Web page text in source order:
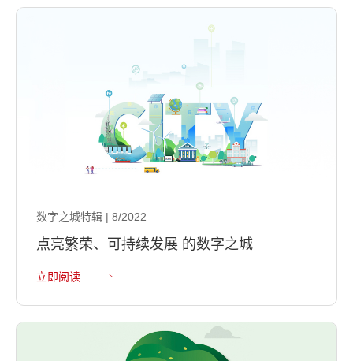
数字之城特辑 | 8/2022
点亮繁荣、可持续发展 的数字之城
立即阅读